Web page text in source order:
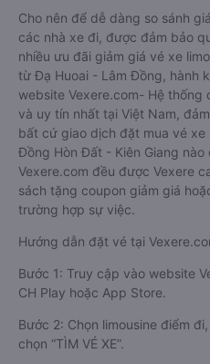
Cho nên để dễ dàng so sánh
các nhà xe đi, được đảm bảo
nhiều ưu đãi giảm giá vé xe
từ Đạ Huoai - Lâm Đồng, hành
website Vexere.com- Hệ thống
và uy tín nhất tại Việt Nam,
bất cứ giao dịch đặt mua vé xe
Đồng Hòn Đất - Kiên Giang
Vexere.com đều được Vexere
sách tặng coupon giảm giá
trường hợp sự việc.
Hướng dẫn đặt vé tại
Bước 1: Truy cập vào website
CH Play hoặc App Store.
Bước 2: Chọn limousine điểm
chọn “TÌM VÉ XE”.